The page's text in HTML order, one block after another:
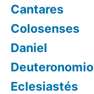
Cantares
Colosenses
Daniel
Deuteronomio
Eclesiastés